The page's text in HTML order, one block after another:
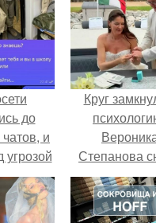
до
и
угрозой
Круг
Степанова
вышла
бывшего